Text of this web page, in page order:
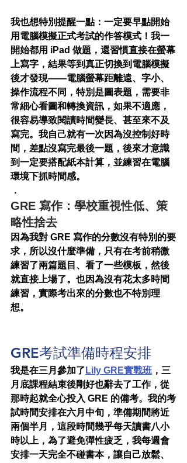
我也想特別提醒一點：一定要早點開始
用電腦模擬正式考試的作答模式！我一
開始都用 iPad 做題，還習慣直接在螢幕
上寫字，結果等到真正切換到電腦模擬
後才發現——電腦螢幕距離遠、字小、
操作流程不同，特別是圖表題，需要非
常細心看圖和轉換資訊，如果不適應，
很容易導致閱讀時間變長、甚至來不及
寫完。我自己就有一次因為沒控制好時
間，差點沒寫完最後一題，後來才意識
到一定要搭配紙本計算，並練習在電腦
環境下抓時間感。
．
GRE 寫作：學校重視性低、策
略性捨去
因為我對 GRE 寫作的分數沒有特別的要
求，所以沒什麼準備，只有在考前稍微
練習了兩篇題目、看了一些模板，然後
就直接上場了。也因為沒有花太多時間
練習，實際考出來的分數也不特別理
想。
GRE考試準備時程安排
我是在三月參加了 Lily GRE實戰班 ，三
月底課程結束後剛好也辭去了工作，從
那時起就全心投入 GRE 的備考。我的考
試時間安排在六月中旬，準備期間將近
兩個半月，這段時間幾乎每天讀書八小
時以上，為了避免彈性疲乏，我每週會
安排一天完全不碰書本，讓自己放鬆、